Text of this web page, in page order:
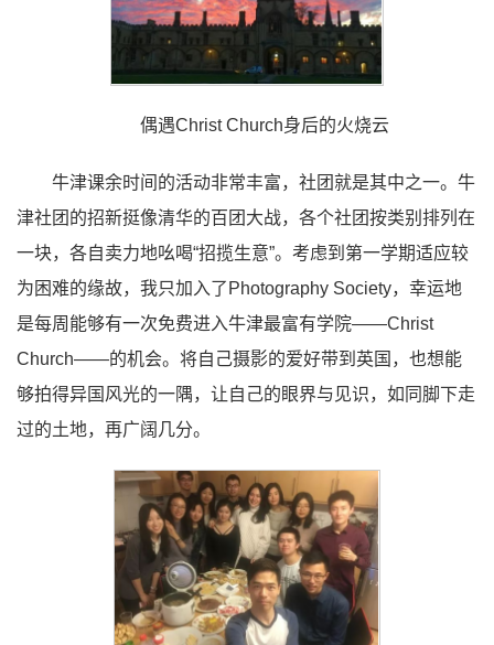
偶遇Christ Church身后的火烧云
牛津课余时间的活动非常丰富，社团就是其中之一。牛
津社团的招新挺像清华的百团大战，各个社团按类别排列在
一块，各自卖力地吆喝“招揽生意”。考虑到第一学期适应较
为困难的缘故，我只加入了Photography Society，幸运地
是每周能够有一次免费进入牛津最富有学院——Christ
Church——的机会。将自己摄影的爱好带到英国，也想能
够拍得异国风光的一隅，让自己的眼界与见识，如同脚下走
过的土地，再广阔几分。